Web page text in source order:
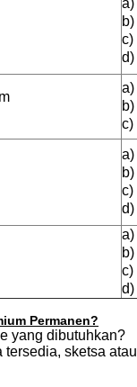
a)
c)
d)
a)
c)
a)
c)
d)
a)
c)
d)
Permanen?
yang dibutuhkan?
sketsa